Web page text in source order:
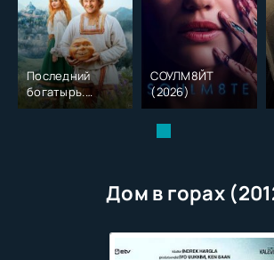
Последний
богатырь.
Колобок (2026)
СОУЛМ8ЙТ
(2026)
Дом в горах